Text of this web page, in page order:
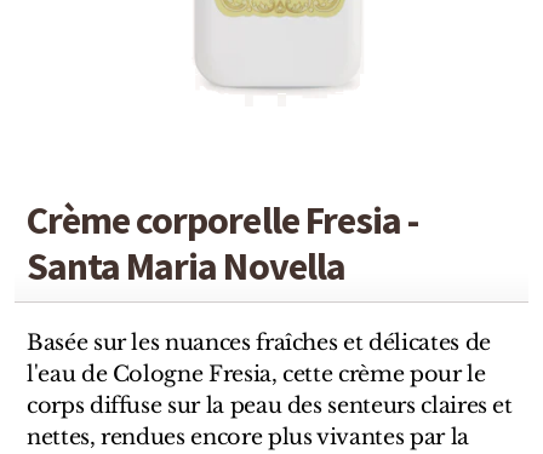
Crème corporelle Fresia -
Santa Maria Novella
Basée sur les nuances fraîches et délicates de
l'eau de Cologne Fresia, cette crème pour le
corps diffuse sur la peau des senteurs claires et
nettes, rendues encore plus vivantes par la
Maitre Parfumeur et Gantier
The Different Company
Perris Monte-carlo
Robert Piguet
Sensatio
Trudon